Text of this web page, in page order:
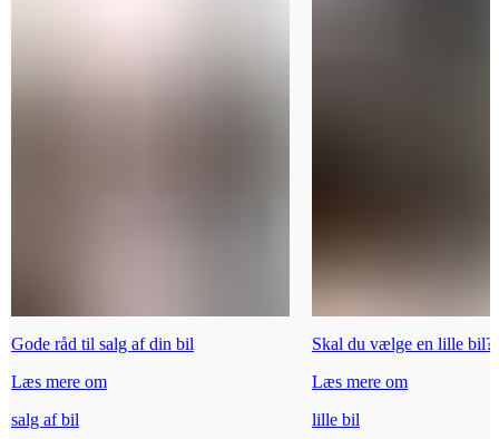
Gode råd til salg af din bil
Læs mere om
salg af bil
Skal du vælge en lille bil?
Læs mere om
lille bil